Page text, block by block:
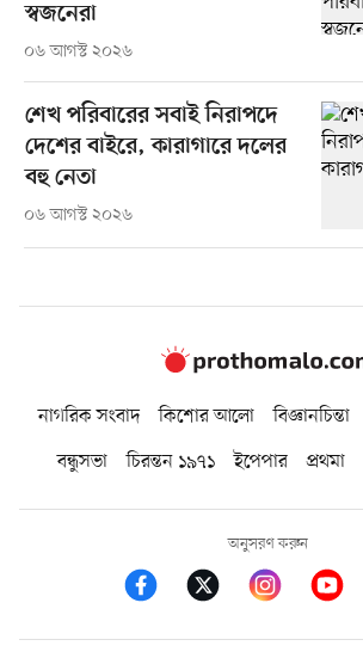
স্বজনেরা
০৬ আগস্ট ২০২৬
শেখ পরিবারের সবাই নিরাপদে
দেশের বাইরে, কারাগারে দলের
বহু নেতা
০৬ আগস্ট ২০২৬
নাগরিক সংবাদ কিশোর আলো বিজ্ঞানচিন্তা
বন্ধুসভা
চিরন্তন ১৯৭১ ইপেপার প্রথমা
অনুসরণ করুন